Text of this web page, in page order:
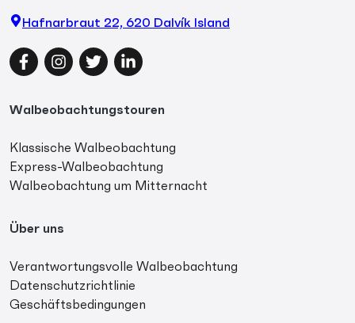
Hafnarbraut 22, 620 Dalvík Island
FacebookInstagram
TwitterLinkedIn
Walbeobachtungstouren
Klassische Walbeobachtung
Express-Walbeobachtung
Walbeobachtung um Mitternacht
Über uns
Verantwortungsvolle Walbeobachtung
Datenschutzrichtlinie
Geschäftsbedingungen